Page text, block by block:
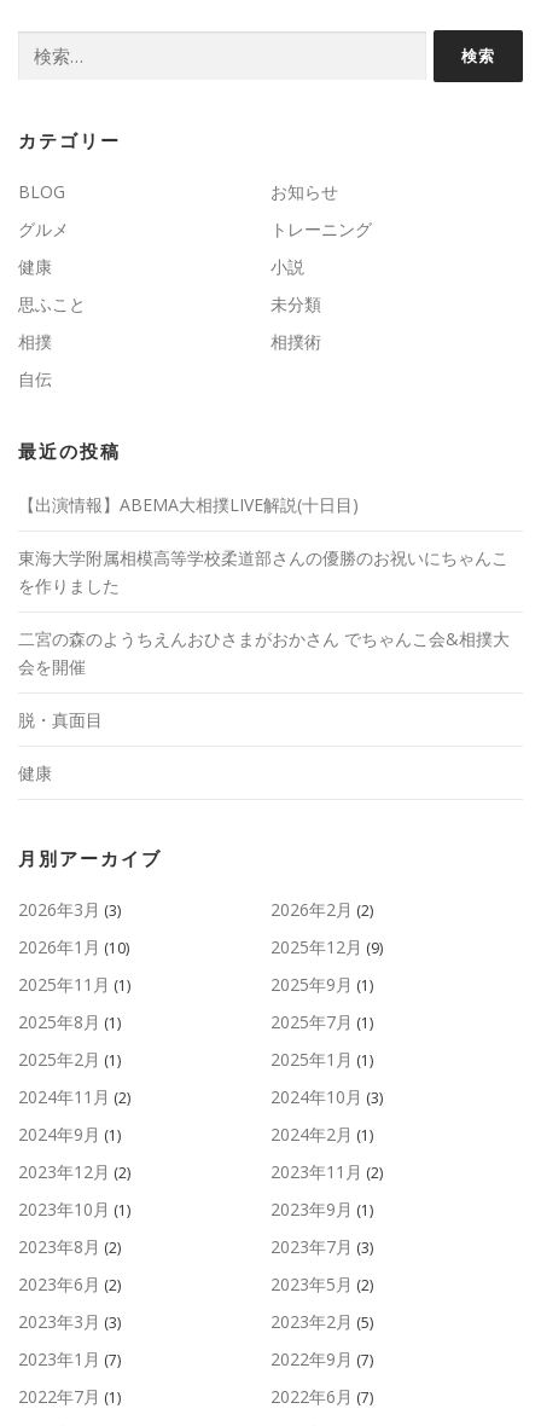
索:
カテゴリー
BLOG
お知らせ
グルメ
トレーニング
健康
小説
思ふこと
未分類
相撲
相撲術
自伝
最近の投稿
【出演情報】ABEMA大相撲LIVE解説(十日目)
東海大学附属相模高等学校柔道部さんの優勝のお祝いにちゃんこ
を作りました
二宮の森のようちえんおひさまがおかさん でちゃんこ会&相撲大
会を開催
脱・真面目
健康
月別アーカイブ
2026年3月 (3) 2026年2月 (2)
2026年1月 (10) 2025年12月 (9)
2025年11月 (1) 2025年9月 (1)
2025年8月 (1) 2025年7月 (1)
2025年2月 (1) 2025年1月 (1)
2024年11月 (2) 2024年10月 (3)
2024年9月 (1) 2024年2月 (1)
2023年12月 (2) 2023年11月 (2)
2023年10月 (1) 2023年9月 (1)
2023年8月 (2) 2023年7月 (3)
2023年6月 (2) 2023年5月 (2)
2023年3月 (3) 2023年2月 (5)
2023年1月 (7) 2022年9月 (7)
2022年7月 (1) 2022年6月 (7)